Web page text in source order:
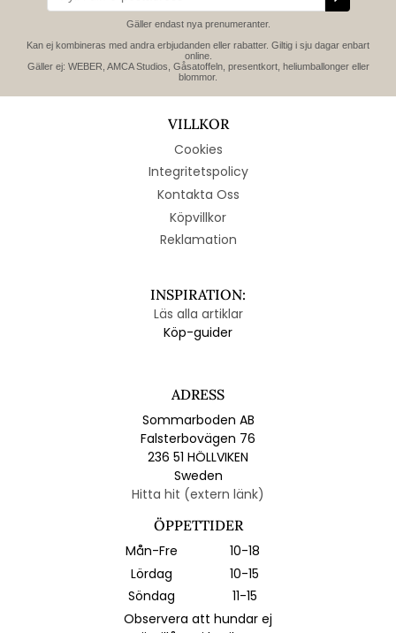
Gäller endast nya prenumeranter.
Kan ej kombineras med andra erbjudanden eller rabatter. Giltig i sju dagar enbart
online.
Gäller ej: WEBER, AMCA Studios, Gåsatoffeln, presentkort, heliumballonger eller
blommor.
VILLKOR
Cookies
Integritetspolicy
Kontakta Oss
Köpvillkor
Reklamation
INSPIRATION:
Läs alla artiklar
Köp-guider
ADRESS
Sommarboden AB
Falsterbovägen 76
236 51 HÖLLVIKEN
Sweden
Hitta hit (extern länk)
ÖPPETTIDER
Mån-Fre
10-18
Lördag
10-15
Söndag
11-15
Observera att hundar ej